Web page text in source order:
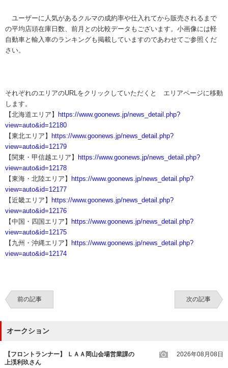
ユーザーに人気があるクルマの成約率や仕入れてから販売されるまで
の平均店頭在庫日数、前月との比較データもございます。小画像には軽
自動車と輸入車のランキングも掲載していますのであわせてご参照くだ
さい。
それぞれのエリアのURLをクリックしていただくと エリアページに移動
します。
【北海道エリア】
https://www.goonews.jp/news_detail.php?
view=auto&id=12180
【東北エリア】
https://www.goonews.jp/news_detail.php?
view=auto&id=12179
【関東・甲信越エリア】
https://www.goonews.jp/news_detail.php?
view=auto&id=12178
【東海・北陸エリア】
https://www.goonews.jp/news_detail.php?
view=auto&id=12177
【近畿エリア】
https://www.goonews.jp/news_detail.php?
view=auto&id=12176
【中国・四国エリア】
https://www.goonews.jp/news_detail.php?
view=auto&id=12175
【九州・沖縄エリア】
https://www.goonews.jp/news_detail.php?
view=auto&id=12174
前の記事 次の記事
オークション
【フロントランナー】 ＬＡＡ岡山会場営業課の
上渓利玖さん
2026年08月08日